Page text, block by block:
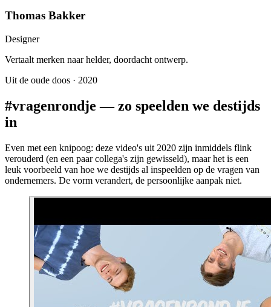
Thomas Bakker
Designer
Vertaalt merken naar helder, doordacht ontwerp.
Uit de oude doos · 2020
#vragenrondje — zo speelden we destijds
in
Even met een knipoog: deze video's uit 2020 zijn inmiddels flink
verouderd (en een paar collega's zijn gewisseld), maar het is een
leuk voorbeeld van hoe we destijds al inspeelden op de vragen van
ondernemers. De vorm verandert, de persoonlijke aanpak niet.